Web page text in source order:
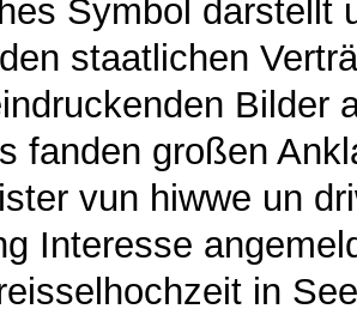
Symbol darstellt
staatlichen
Bilder
fanden großen
vun hiwwe un
Interesse
in